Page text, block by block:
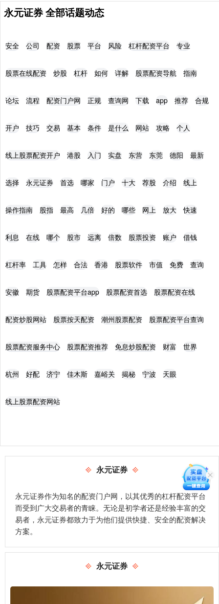
永元证券 全部话题动态
安全 公司 配资 股票 平台 风险 杠杆配资平台 专业
股票在线配资 炒股 杠杆 如何 详解 股票配资导航 指南
论坛 流程 配资门户网 正规 查询网 下载 app 推荐 合规
开户 技巧 交易 基本 条件 是什么 网站 攻略 个人
线上股票配资开户 港股 入门 实盘 东营 东莞 德阳 最新
选择 永元证券 首选 哪家 门户 十大 荐股 介绍 线上
操作指南 股指 最高 几倍 好的 哪些 网上 放大 快速
利息 在线 哪个 股市 远离 倍数 股票投资 账户 借钱
杠杆率 工具 怎样 合法 香港 股票软件 市值 免费 查询
安徽 期货 股票配资平台app 股票配资首选 股票配资在线
配资炒股网站 股票按天配资 潮州股票配资 股票配资平台查询
股票配资服务中心 股票配资推荐 免息炒股配资 财富 世界
杭州 好配 济宁 佳木斯 嘉峪关 揭秘 宁波 天眼
线上股票配资网站
永元证券
永元证券作为知名的配资门户网，以其优秀的杠杆配资平台
而受到广大交易者的青睐。无论是初学者还是经验丰富的交
易者，永元证券都致力于为他们提供快捷、安全的配资解决
方案。
永元证券